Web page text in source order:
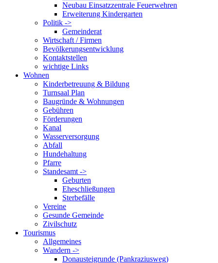
Neubau Einsatzzentrale Feuerwehren
Erweiterung Kindergarten
Politik ->
Gemeinderat
Wirtschaft / Firmen
Bevölkerungsentwicklung
Kontaktstellen
wichtige Links
Wohnen
Kinderbetreuung & Bildung
Turnsaal Plan
Baugründe & Wohnungen
Gebühren
Förderungen
Kanal
Wasserversorgung
Abfall
Hundehaltung
Pfarre
Standesamt ->
Geburten
Eheschließungen
Sterbefälle
Vereine
Gesunde Gemeinde
Zivilschutz
Tourismus
Allgemeines
Wandern ->
Donausteigrunde (Pankraziusweg)